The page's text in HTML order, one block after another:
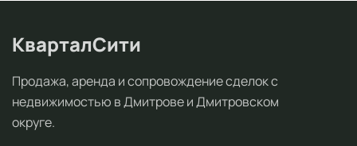
КварталСити
Продажа, аренда и сопровождение сделок с
недвижимостью в Дмитрове и Дмитровском
округе.